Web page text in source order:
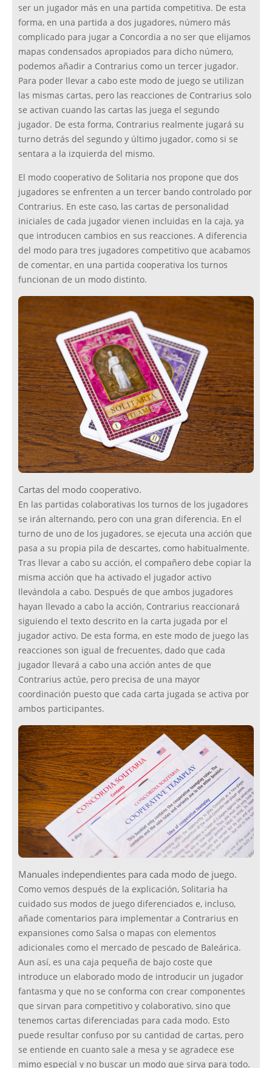
ser un jugador más en una partida competitiva. De esta
forma, en una partida a dos jugadores, número más
complicado para jugar a Concordia a no ser que elijamos
mapas condensados apropiados para dicho número,
podemos añadir a Contrarius como un tercer jugador.
Para poder llevar a cabo este modo de juego se utilizan
las mismas cartas, pero las reacciones de Contrarius solo
se activan cuando las cartas las juega el segundo
jugador. De esta forma, Contrarius realmente jugará su
turno detrás del segundo y último jugador, como si se
sentara a la izquierda del mismo.
El modo cooperativo de Solitaria nos propone que dos
jugadores se enfrenten a un tercer bando controlado por
Contrarius. En este caso, las cartas de personalidad
iniciales de cada jugador vienen incluidas en la caja, ya
que introducen cambios en sus reacciones. A diferencia
del modo para tres jugadores competitivo que acabamos
de comentar, en una partida cooperativa los turnos
funcionan de un modo distinto.
Cartas del modo cooperativo.
En las partidas colaborativas los turnos de los jugadores
se irán alternando, pero con una gran diferencia. En el
turno de uno de los jugadores, se ejecuta una acción que
pasa a su propia pila de descartes, como habitualmente.
Tras llevar a cabo su acción, el compañero debe copiar la
misma acción que ha activado el jugador activo
llevándola a cabo. Después de que ambos jugadores
hayan llevado a cabo la acción, Contrarius reaccionará
siguiendo el texto descrito en la carta jugada por el
jugador activo. De esta forma, en este modo de juego las
reacciones son igual de frecuentes, dado que cada
jugador llevará a cabo una acción antes de que
Contrarius actúe, pero precisa de una mayor
coordinación puesto que cada carta jugada se activa por
ambos participantes.
Manuales independientes para cada modo de juego.
Como vemos después de la explicación, Solitaria ha
cuidado sus modos de juego diferenciados e, incluso,
añade comentarios para implementar a Contrarius en
expansiones como Salsa o mapas con elementos
adicionales como el mercado de pescado de Baleárica.
Aun así, es una caja pequeña de bajo coste que
introduce un elaborado modo de introducir un jugador
fantasma y que no se conforma con crear componentes
que sirvan para competitivo y colaborativo, sino que
tenemos cartas diferenciadas para cada modo. Esto
puede resultar confuso por su cantidad de cartas, pero
se entiende en cuanto sale a mesa y se agradece ese
mimo especial y no buscar un modo que sirva para todo.